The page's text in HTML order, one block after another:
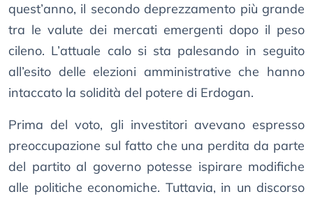
quest’anno, il secondo deprezzamento più grande
tra le valute dei mercati emergenti dopo il peso
cileno. L’attuale calo si sta palesando in seguito
all’esito delle elezioni amministrative che hanno
intaccato la solidità del potere di Erdogan.
Prima del voto, gli investitori avevano espresso
preoccupazione sul fatto che una perdita da parte
del partito al governo potesse ispirare modifiche
alle politiche economiche. Tuttavia, in un discorso